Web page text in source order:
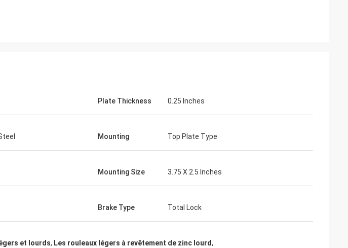
Plate Thickness 0.25 Inches
Mounting Top Plate Type
Mounting Size 3.75 X 2.5 Inches
Brake Type Total Lock
et lourds, Les rouleaux légers à revêtement de zinc lourd,